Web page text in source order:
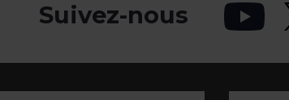
Suivez-nous